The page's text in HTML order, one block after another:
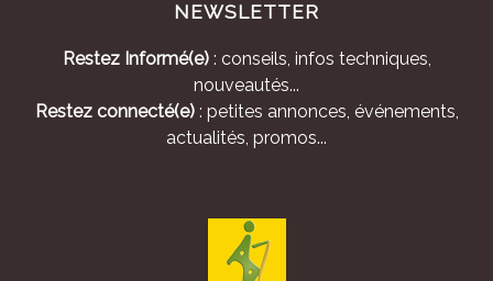
NEWSLETTER
Restez Informé(e): conseils, infos techniques,
nouveautés...
Restez connecté(e): petites annonces, événements,
actualités, promos...